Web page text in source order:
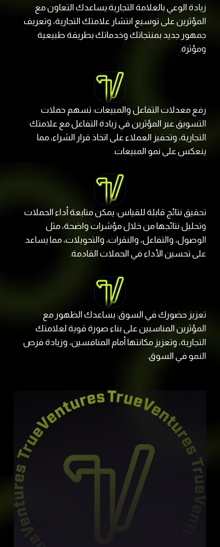
زيادة الوعي بالعلامة التجارية:يساعدك التعاون مع
المؤثرين على توسيع انتشار علامتك التجارية، وتعريف
جمهور جديد بمنتجاتك وخدماتك بطريقة طبيعية
ومؤثرة.
رفع معدلات التفاعل والمبيعات: تسهم حملات
التسويق عبر المؤثرين في زيادة التفاعل مع علامتك
التجارية، وتحفيز العملاء على اتخاذ قرار الشراء، مما
ينعكس على نمو المبيعات.
تحقيق نتائج قابلة للقياس: يمكن متابعة أداء الحملات
وتحليل نتائجها من خلال مؤشرات واضحة، مثل
الوصول، والتفاعل، والنقرات، والتحويلات، مما يساعد
على تحسين الأداء في الحملات القادمة.
تعزيز حضورك في السوق: يساعدك الظهور مع
المؤثرين المناسبين على بناء صورة قوية لعلامتك
التجارية، وتعزيز مكانتها أمام المنافسين، وزيادة فرص
النمو في السوق.